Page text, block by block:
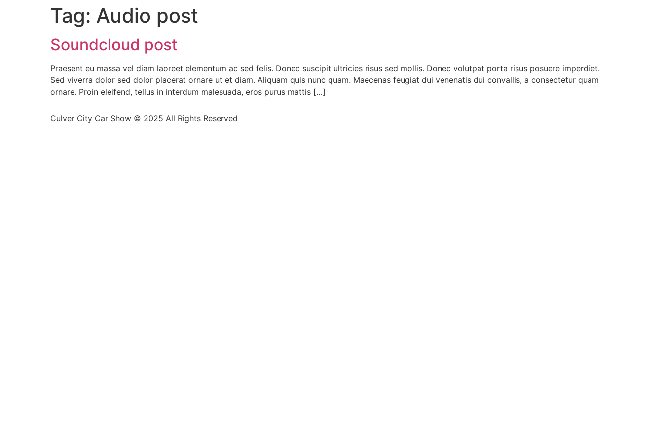
Tag: Audio post
Soundcloud post
Praesent eu massa vel diam laoreet elementum ac sed felis. Donec suscipit ultricies risus sed mollis. Donec volutpat porta risus posuere imperdiet.
Sed viverra dolor sed dolor placerat ornare ut et diam. Aliquam quis nunc quam. Maecenas feugiat dui venenatis dui convallis, a consectetur quam
ornare. Proin eleifend, tellus in interdum malesuada, eros purus mattis […]
Culver City Car Show © 2025 All Rights Reserved